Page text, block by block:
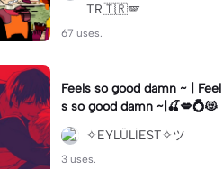
TR🇹🇷🪽
67 uses.
Feels so good damn ~ | Feel
s so good damn ~|🍒💋💍😻
✧EYLÜLİEST✧ツ
3 uses.